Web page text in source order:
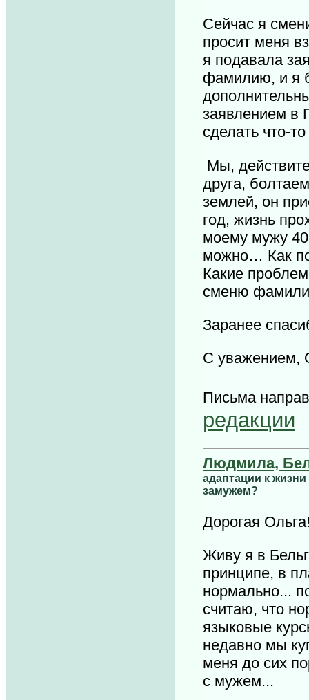
Сейчас я
просит меня
я подавала
фамилию, и я
заявлением в
сделать что-
Мы,
друга,
землей, он
год, жизнь
моему мужу
можно… Как
Какие
сменю
Заранее
С уважением,
Письма
редакции
Людмила,
адаптации к
замужем?
Дорогая
Живу я в
принципе, в
нормально...
считаю, что
языковые
недавно мы
меня до сих
с мужем...